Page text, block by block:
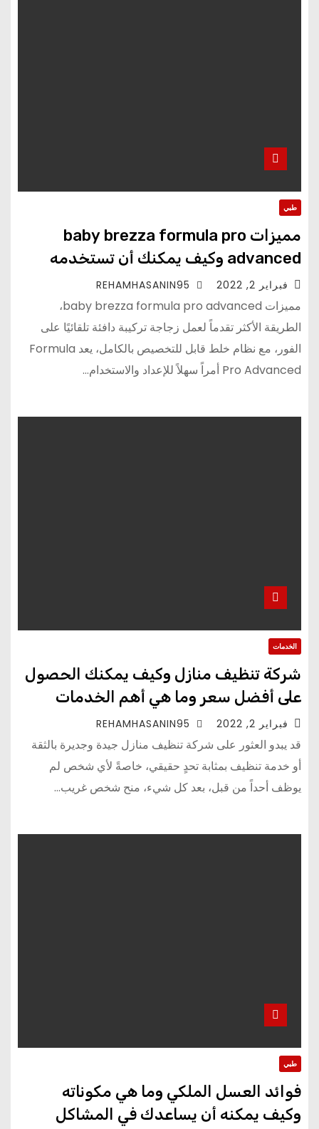
طبي
مميزات baby brezza formula pro
advanced وكيف يمكنك أن تستخدمه
فبراير 2, 2022
مميزات baby brezza formula pro advanced،
الطريقة الأكثر تقدماً لعمل زجاجة تركيبة دافئة تلقائيًا على
الفور، مع نظام خلط قابل للتخصيص بالكامل، يعد Formula
Pro Advanced أمراً سهلاً للإعداد والاستخدام…
الخدمات
شركة تنظيف منازل وكيف يمكنك الحصول
على أفضل سعر وما هي أهم الخدمات
فبراير 2, 2022
قد يبدو العثور على شركة تنظيف منازل جيدة وجديرة بالثقة
أو خدمة تنظيف بمثابة تحدٍ حقيقي، خاصةً لأي شخص لم
يوظف أحداً من قبل، بعد كل شيء، منح شخص غريب…
طبي
فوائد العسل الملكي وما هي مكوناته
وكيف يمكنه أن يساعدك في المشاكل